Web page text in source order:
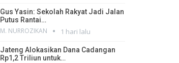
Gus Yasin: Sekolah Rakyat Jadi Jalan
Putus Rantai…
M. NURROZIKAN 1 hari lalu
Jateng Alokasikan Dana Cadangan
Rp1,2 Triliun untuk…